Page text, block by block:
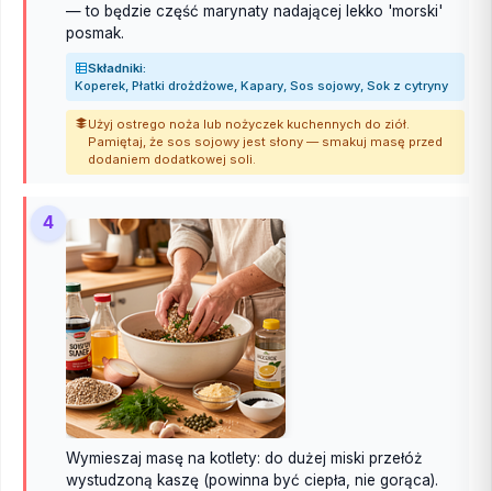
— to będzie część marynaty nadającej lekko 'morski'
posmak.
Składniki:
Koperek, Płatki drożdżowe, Kapary, Sos sojowy, Sok z cytryny
Użyj ostrego noża lub nożyczek kuchennych do ziół.
Pamiętaj, że sos sojowy jest słony — smakuj masę przed
dodaniem dodatkowej soli.
4
Wymieszaj masę na kotlety: do dużej miski przełóż
wystudzoną kaszę (powinna być ciepła, nie gorąca).